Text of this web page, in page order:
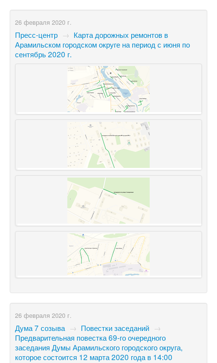
26 февраля 2020 г.
Пресс-центр → Карта дорожных ремонтов в
Арамильском городском округе на период с июня по
сентябрь 2020 г.
26 февраля 2020 г.
Дума 7 созыва → Повестки заседаний →
Предварительная повестка 69-го очередного
заседания Думы Арамильского городского округа,
которое состоится 12 марта 2020 года в 14:00